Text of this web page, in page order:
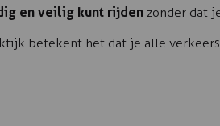
en veilig kunt rijden zonder dat
betekent het dat je alle